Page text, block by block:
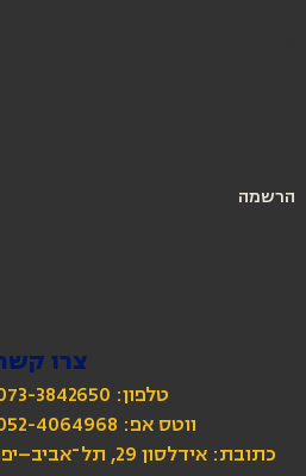
הרשמה
צרו
טלפון: 073-3842650
כתובת: אידלסון 29, תל־אביב–יפו